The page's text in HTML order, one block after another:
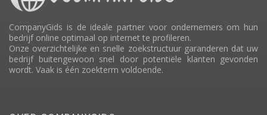
CompanyGids is de ideale partner voor ondernemers om hun
bedrijf online optimaal op internet te profileren.
Onze overzichtelijke en snelle zoekstructuur garanderen dat uw
bedrijf buitengewoon snel door potentiële klanten gevonden
wordt. Vaak is één zoekterm voldoende.